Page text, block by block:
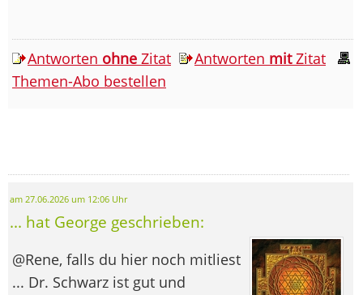
Antworten ohne Zitat Antworten mitZitat
Themen-Abo bestellen
am 27.06.2026 um 12:06 Uhr
... hat George geschrieben:
@Rene, falls du hier noch mitliest
... Dr. Schwarz ist gut und